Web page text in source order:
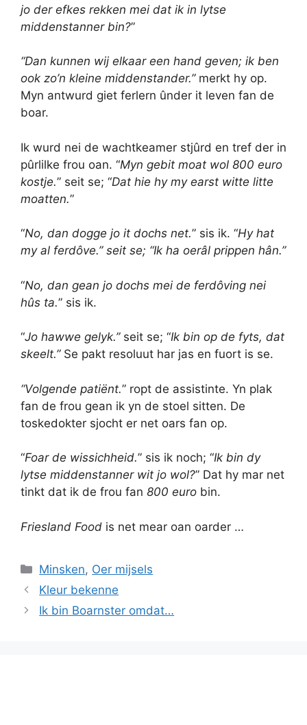
jo der efkes rekken mei dat ik in lytse
middenstanner bin?”
“Dan kunnen wij elkaar een hand geven; ik ben
ook zo’n kleine middenstander.” merkt hy op.
Myn antwurd giet ferlern ûnder it leven fan de
boar.
Ik wurd nei de wachtkeamer stjûrd en tref der in
pûrlilke frou oan. “Myn gebit moat wol 800 euro
kostje.” seit se; “Dat hie hy my earst witte litte
moatten.”
“No, dan dogge jo it dochs net.” sis ik. “Hy hat
my al ferdôve.” seit se; “Ik ha oerâl prippen hân.”
“No, dan gean jo dochs mei de ferdôving nei
hûs ta.” sis ik.
“Jo hawwe gelyk.”seit se; “Ik bin op de fyts, dat
skeelt.”Se pakt resoluut har jas en fuort is se.
“Volgende patiënt.” ropt de assistinte. Yn plak
fan de frou gean ik yn de stoel sitten. De
toskedokter sjocht er net oars fan op.
“Foar de wissichheid.” sis ik noch; “Ik bin dy
lytse middenstanner wit jo wol?” Dat hy mar net
tinkt dat ik de frou fan 800 euro bin.
Friesland Food is net mear oan oarder …
Categories
Minsken, Oer mijsels
Kleur bekenne
Ik bin Boarnster omdat…